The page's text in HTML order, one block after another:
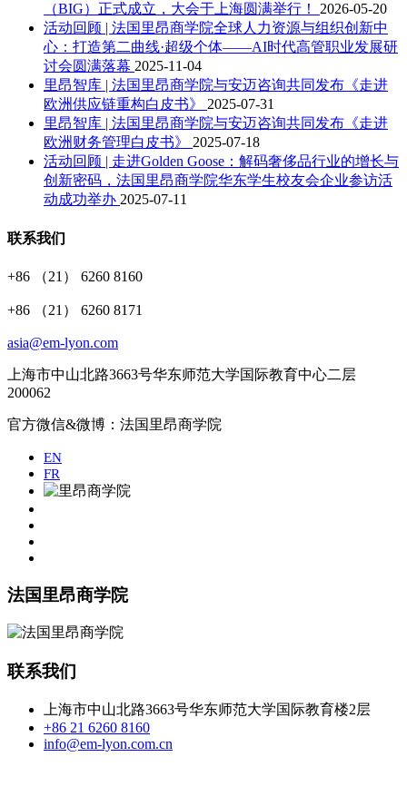
（BIG）正式成立，大会于上海圆满举行！ 2026-05-20
活动回顾 | 法国里昂商学院全球人力资源与组织创新中
心：打造第二曲线·超级个体——AI时代高管职业发展研
讨会圆满落幕 2025-11-04
里昂智库 | 法国里昂商学院与安迈咨询共同发布《走进
欧洲供应链重构白皮书》 2025-07-31
里昂智库 | 法国里昂商学院与安迈咨询共同发布《走进
欧洲财务管理白皮书》 2025-07-18
活动回顾 | 走进Golden Goose：解码奢侈品行业的增长与
创新密码，法国里昂商学院华东学生校友会企业参访活
动成功举办 2025-07-11
联系我们
+86 （21） 6260 8160
+86 （21） 6260 8171
asia@em-lyon.com
上海市中山北路3663号华东师范大学国际教育中心二层
200062
官方微信&微博：法国里昂商学院
EN
FR
法国里昂商学院
联系我们
上海市中山北路3663号华东师范大学国际教育楼2层
+86 21 6260 8160
info@em-lyon.com.cn